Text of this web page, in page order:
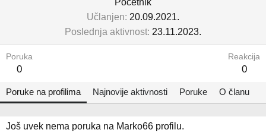
Početnik
Učlanjen 20.09.2021.
Poslednja aktivnost 23.11.2023.
Poruka
0
Reakcija
0
Poruke na profilima Najnovije aktivnosti Poruke O članu
Još uvek nema poruka na Marko66 profilu.